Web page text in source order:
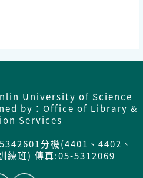
University of Science
by：Office of Library &
Services
分機(4401、4402、
練班) 傳真:05-5312069